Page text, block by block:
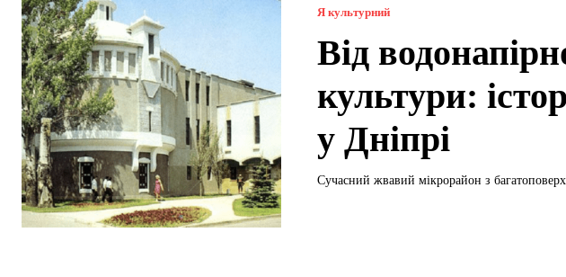
Я культурний
Від
культури:
у Дніпрі
Сучасний жвавий мікрорайон з